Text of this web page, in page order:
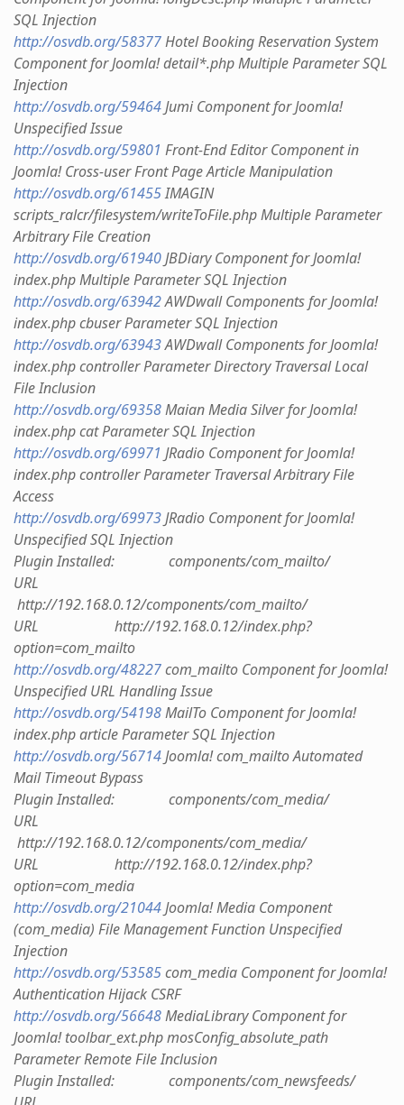
SQL Injection
http://osvdb.org/58377Hotel Booking Reservation System
Component for Joomla! detail*.php Multiple Parameter SQL
Injection
http://osvdb.org/59464Jumi Component for Joomla!
Unspecified Issue
http://osvdb.org/59801 Front-End Editor Component in
Joomla! Cross-user Front Page Article Manipulation
http://osvdb.org/61455IMAGIN
scripts_ralcr/filesystem/writeToFile.php Multiple Parameter
Arbitrary File Creation
http://osvdb.org/61940JBDiary Component for Joomla!
index.php Multiple Parameter SQL Injection
http://osvdb.org/63942AWDwall Components for Joomla!
index.php cbuser Parameter SQL Injection
http://osvdb.org/63943AWDwall Components for Joomla!
index.php controller Parameter Directory Traversal Local
File Inclusion
http://osvdb.org/69358Maian Media Silver for Joomla!
index.php cat Parameter SQL Injection
http://osvdb.org/69971 JRadio Component for Joomla!
index.php controller Parameter Traversal Arbitrary File
Access
http://osvdb.org/69973JRadio Component for Joomla!
Unspecified SQL Injection
Plugin Installed: components/com_mailto/
URL
http://192.168.0.12/components/com_mailto/
URL http://192.168.0.12/index.php?
option=com_mailto
http://osvdb.org/48227com_mailto Component for Joomla!
Unspecified URL Handling Issue
http://osvdb.org/54198MailTo Component for Joomla!
index.php article Parameter SQL Injection
http://osvdb.org/56714Joomla! com_mailto Automated
Mail Timeout Bypass
Plugin Installed: components/com_media/
URL
http://192.168.0.12/components/com_media/
URL http://192.168.0.12/index.php?
option=com_media
http://osvdb.org/21044Joomla! Media Component
(com_media) File Management Function Unspecified
Injection
http://osvdb.org/53585com_media Component for Joomla!
Authentication Hijack CSRF
http://osvdb.org/56648MediaLibrary Component for
Joomla! toolbar_ext.php mosConfig_absolute_path
Parameter Remote File Inclusion
Plugin Installed: components/com_newsfeeds/